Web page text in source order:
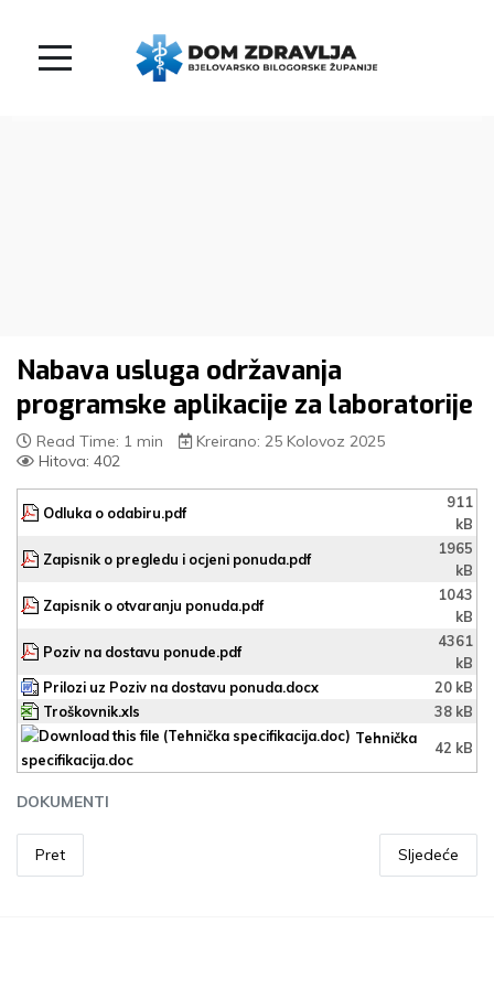
Nabava usluga održavanja
programske aplikacije za laboratorije
Read Time: 1 min
Kreirano: 25 Kolovoz 2025
Hitova: 402
DOKUMENTI
Odluka o odabiru.pdf
911
kB
Zapisnik o pregledu i ocjeni ponuda.pdf
1965
kB
Zapisnik o otvaranju ponuda.pdf
1043
kB
Poziv na dostavu ponude.pdf
4361
kB
Prilozi uz Poziv na dostavu ponuda.docx
20 kB
Troškovnik.xls
38 kB
Tehnička
specifikacija.doc
42 kB
Pret Sljedeće